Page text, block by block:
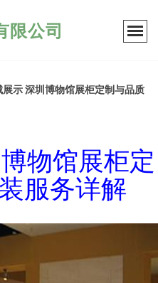
限公司
展示 深圳博物馆展柜定制与品质
物馆展柜定
服务详解